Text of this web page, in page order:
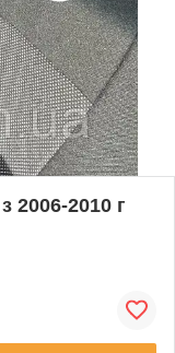
2006-2010 г